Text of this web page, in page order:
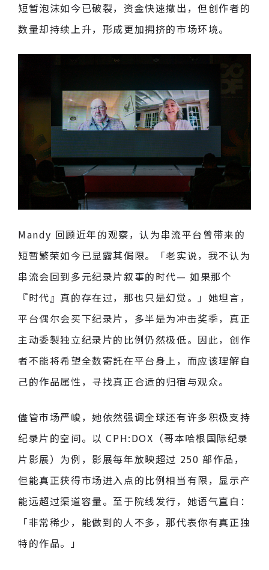
短暂泡沫如今已破裂，资金快速撤出，但创作者的
数量却持续上升，形成更加拥挤的市场环境。
Mandy 回顾近年的观察，认为串流平台曾带来的
短暂繁荣如今已显露其侷限。「老实说，我不认为
串流会回到多元纪录片叙事的时代— 如果那个
『时代』真的存在过，那也只是幻觉。」她坦言，
平台偶尔会买下纪录片，多半是为冲击奖季，真正
主动委製独立纪录片的比例仍然极低。因此，创作
者不能将希望全数寄託在平台身上，而应该理解自
己的作品属性，寻找真正合适的归宿与观众。
儘管市场严峻，她依然强调全球还有许多积极支持
纪录片的空间。以 CPH:DOX（哥本哈根国际纪录
片影展）为例，影展每年放映超过 250 部作品，
但能真正获得市场进入点的比例相当有限，显示产
能远超过渠道容量。至于院线发行，她语气直白：
「非常稀少，能做到的人不多，那代表你有真正独
特的作品。」